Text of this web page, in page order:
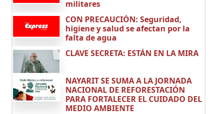
militares
CON PRECAUCIÓN: Seguridad,
higiene y salud se afectan por la
falta de agua
CLAVE SECRETA: ESTÁN EN LA MIRA
NAYARIT SE SUMA A LA JORNADA
NACIONAL DE REFORESTACIÓN
PARA FORTALECER EL CUIDADO DEL
MEDIO AMBIENTE